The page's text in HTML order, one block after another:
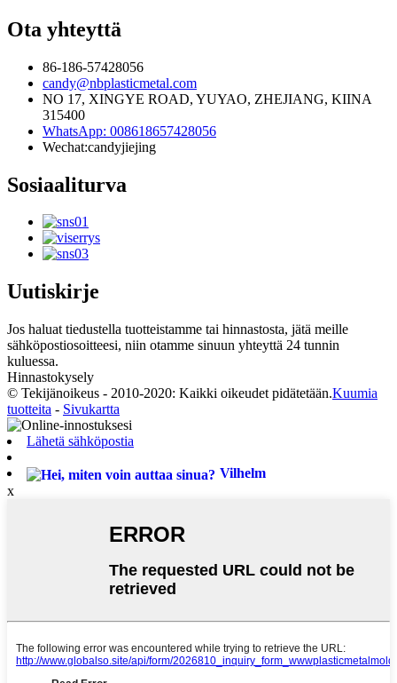
Ota yhteyttä
86-186-57428056
candy@nbplasticmetal.com
NO 17, XINGYE ROAD, YUYAO, ZHEJIANG, KIINA
315400
WhatsApp: 008618657428056
Wechat:candyjiejing
Sosiaaliturva
Uutiskirje
Jos haluat tiedustella tuotteistamme tai hinnastosta, jätä meille
sähköpostiosoitteesi, niin otamme sinuun yhteyttä 24 tunnin
kuluessa.
Hinnastokysely
© Tekijänoikeus - 2010-2020: Kaikki oikeudet pidätetään.Kuumia
tuotteita - Sivukartta
Lähetä sähköpostia
Vilhelm
x